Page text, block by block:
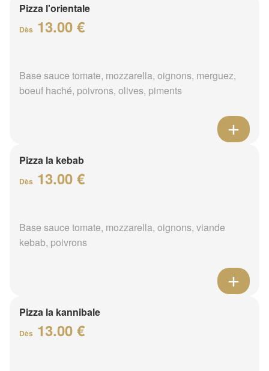
Pizza l'orientale
Dès 13.00 €
Base sauce tomate, mozzarella, oignons, merguez,
boeuf haché, poivrons, olives, piments
Pizza la kebab
Dès 13.00 €
Base sauce tomate, mozzarella, oignons, viande
kebab, poivrons
Pizza la kannibale
Dès 13.00 €